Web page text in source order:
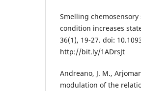
Smelling
condition increases
36(1), 19-27. doi:
http://bit.ly/1ADrsJt
Andreano, J. M.,
modulation of the